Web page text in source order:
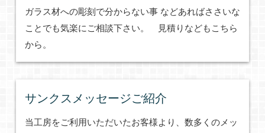
ガラス材への彫刻で分からない事 などあればささいな
ことでも気楽にご相談下さい。 見積りなどもこちら
から。
サンクスメッセージご紹介
当工房をご利用いただいたお客様より、数多くのメッ